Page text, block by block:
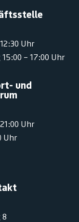
Uhr
– 17:00 Uhr
und
Uhr
Uhr
8